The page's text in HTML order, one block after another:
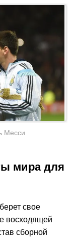
Месси
мира для
свое
восходящей
сборной